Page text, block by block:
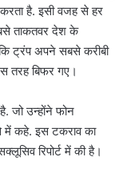
है. इसी वजह से हर
ताकतवर देश के
कि ट्रंप अपने सबसे करीबी
तरह बिफर गए।
जो उन्होंने फोन
में कहे. इस टकराव का
रिपोर्ट में की है।